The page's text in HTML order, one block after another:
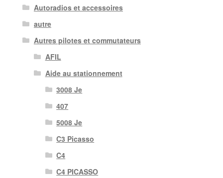
Autoradios et accessoires
autre
Autres pilotes et commutateurs
AFIL
Aide au stationnement
3008 Je
407
5008 Je
C3 Picasso
C4
C4 PICASSO